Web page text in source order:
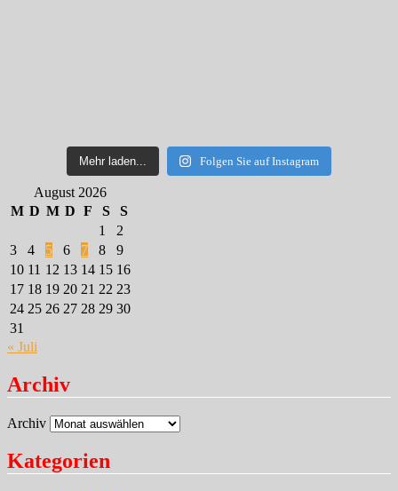
Mehr laden... Folgen Sie auf Instagram
August 2026
M D M D F S
S
1
2
3
4 5 6 7 8
9
10 11 12 13 14 15 16
17 18 19 20 21 22 23
24 25 26 27 28 29 30
31
« Juli
Archiv
Archiv
Kategorien